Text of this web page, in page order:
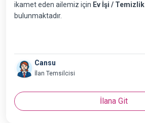
ikamet eden ailemiz için Ev İşi / Temizlik
bulunmaktadır.
Cansu
İlan Temsilcisi
İlana Git